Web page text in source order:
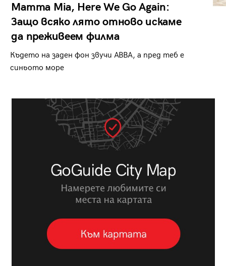
Mamma Mia, Here We Go Again:
Защо всяко лято отново искаме
да преживеем филма
Където на заден фон звучи ABBA, а пред теб е
синьото море